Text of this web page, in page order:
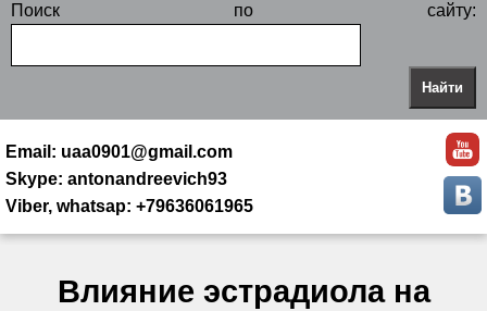
Поиск по сайту:
Email: uaa0901@gmail.com
Skype: antonandreevich93
Viber, whatsap: +79636061965
Влияние эстрадиола на